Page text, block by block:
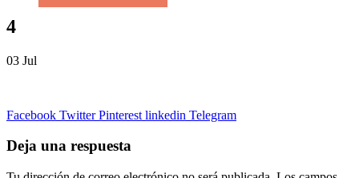
4
03 Jul
Facebook Twitter Pinterest linkedin Telegram
Deja una respuesta